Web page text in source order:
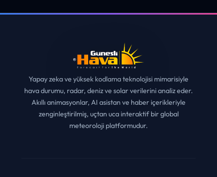
Yapay zeka ve yüksek kodlama teknolojisi mimarisiyle
hava durumu, radar, deniz ve solar verilerini analiz eder.
Akıllı animasyonlar, AI asistan ve haber içerikleriyle
zenginleştirilmiş, uçtan uca interaktif bir global